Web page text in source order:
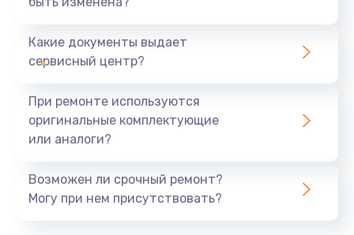
Замена аккумулятора
Замена SSD
Заказать
Какие документы выдает
сервисный центр?
При ремонте используются
оригинальные комплектующие
или аналоги?
Возможен ли срочный ремонт?
Могу при нем присутствовать?